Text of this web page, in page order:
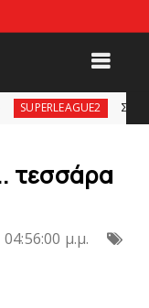
Στην AEΛ ο
τεσσάρα
μ.μ.